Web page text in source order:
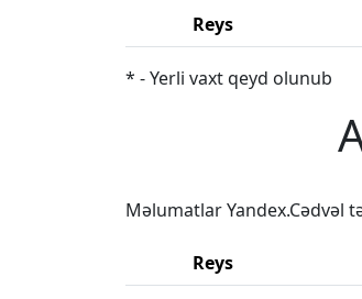
Reys
* - Yerli vaxt qeyd olunub
Məlumatlar Yandex.Cədvəl
Reys